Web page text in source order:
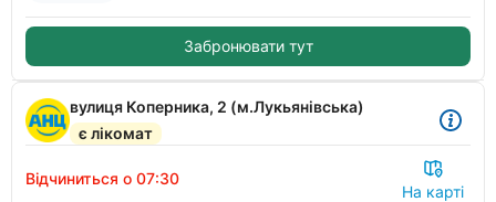
Забронювати тут
вулиця Коперника, 2 (м.Лукьянівська)
є лікомат
Відчиниться о 07:30
На карті